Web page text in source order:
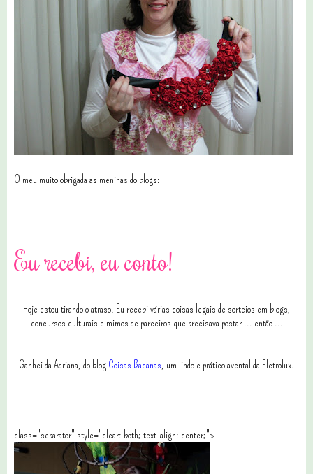
O meu muito obrigada as meninas do blogs:
Eu recebi, eu conto!
Hoje estou tirando o atraso. Eu recebi várias coisas legais de sorteios em blogs,
concursos culturais e mimos de parceiros que precisava postar ... então ...
Ganhei da Adriana, do blog Coisas Bacanas, um lindo e prático avental da Eletrolux.
class="separator" style="clear: both; text-align: center;">